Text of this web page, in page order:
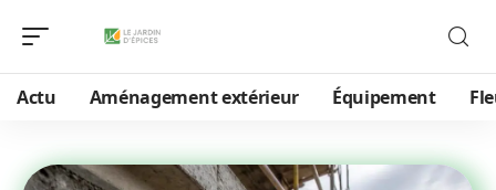
Actu Aménagement extérieur Équipement